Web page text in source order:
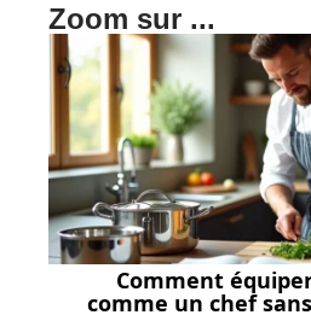
Zoom sur ...
Comment
comme un chef